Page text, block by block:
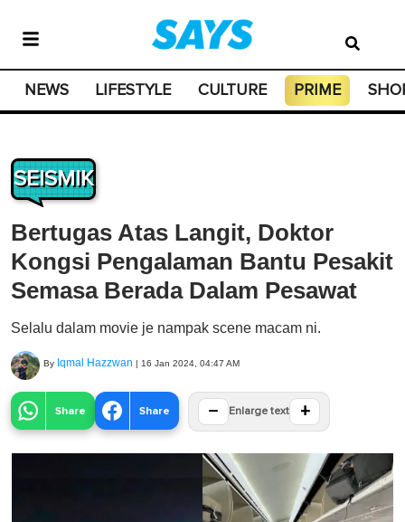
NEWS LIFESTYLE CULTURE PRIME
SEISMIK
Bertugas Atas Langit, Doktor
Kongsi Pengalaman Bantu Pesakit
Semasa Berada Dalam Pesawat
Selalu dalam movie je nampak scene macam ni.
By Iqmal Hazzwan | 16 Jan 2024, 04:47 AM
Share Share − Enlarge text +